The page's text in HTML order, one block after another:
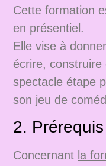
Cette formation
en présentiel.
Elle vise à
écrire,
spectacle étape
son jeu de
2. Prérequis
Concernant la